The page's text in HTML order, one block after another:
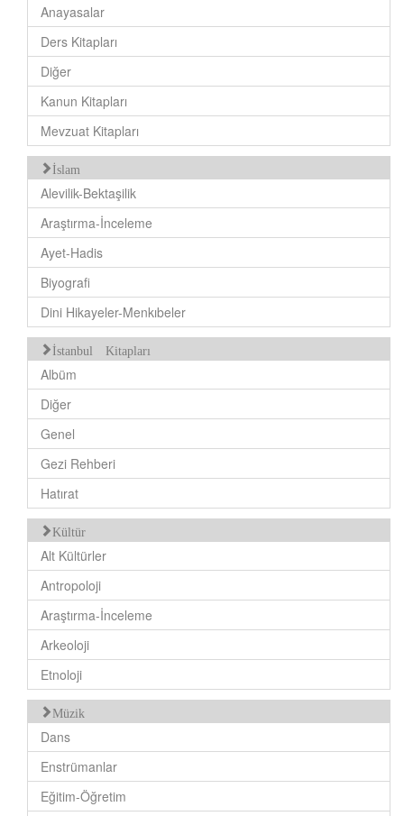
Anayasalar
Ders Kitapları
Diğer
Kanun Kitapları
Mevzuat Kitapları
İslam
Alevilik-Bektaşilik
Araştırma-İnceleme
Ayet-Hadis
Biyografi
Dini Hikayeler-Menkıbeler
İstanbul Kitapları
Albüm
Diğer
Genel
Gezi Rehberi
Hatırat
Kültür
Alt Kültürler
Antropoloji
Araştırma-İnceleme
Arkeoloji
Etnoloji
Müzik
Dans
Enstrümanlar
Eğitim-Öğretim